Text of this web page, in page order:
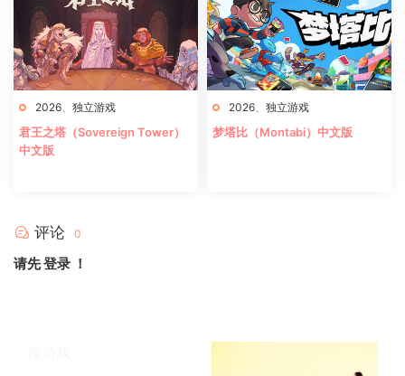
2026 独立游戏
君王之塔（Sovereign Tower）
中文版
2026 独立游戏
梦塔比（Montabi）中文版
评论 0
请先登录 ！